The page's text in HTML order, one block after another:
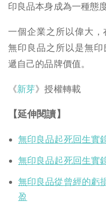
印良品本身成為一種態
一個企業之所以偉大，
無印良品之所以是無
遞自己的品牌價值。
《新芽》授權轉載
【延伸閱讀】
無印良品起死回生實
無印良品起死回生實
無印良品從曾經的虧
盈